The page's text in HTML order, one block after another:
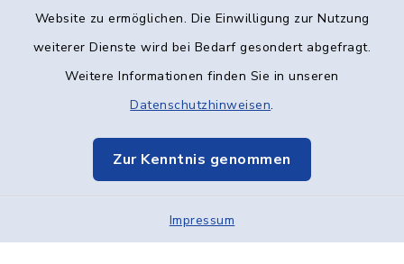
Website zu ermöglichen. Die Einwilligung zur Nutzung
weiterer Dienste wird bei Bedarf gesondert abgefragt.
Weitere Informationen finden Sie in unseren
Datenschutzhinweisen.
Zur Kenntnis genommen
Impressum
Datenschutz
Elektronische Kommunikation
Sitemap